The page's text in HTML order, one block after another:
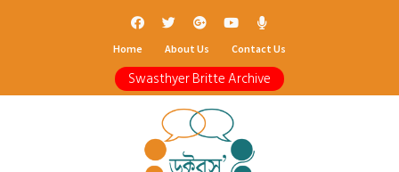
Home About Us Contact Us
Swasthyer Britte Archive